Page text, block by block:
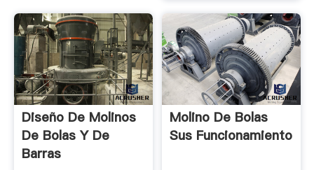
Diseño De Molinos
De Bolas Y De
Barras
Molino De Bolas
Sus Funcionamiento